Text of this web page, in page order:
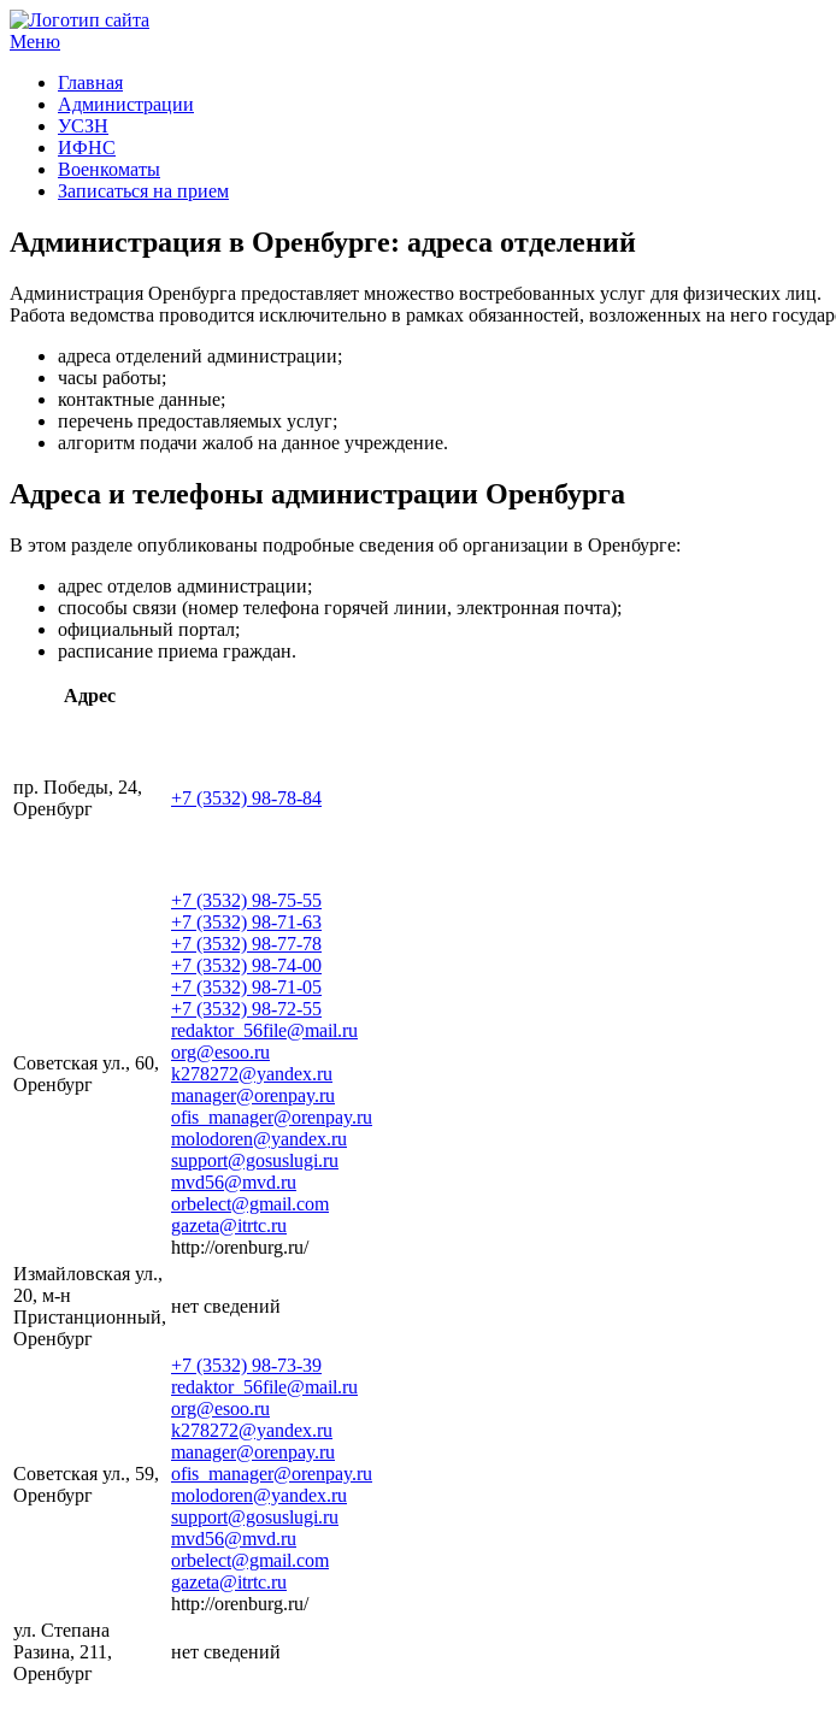
Меню
Главная
Администрации
УСЗН
ИФНС
Военкоматы
Записаться на прием
Администрация в Оренбурге: адреса отделений
Администрация Оренбурга предоставляет множество востребованных услуг для физических лиц.
Работа ведомства проводится исключительно в рамках обязанностей, возложенных на него
адреса отделений администрации;
часы работы;
контактные данные;
перечень предоставляемых услуг;
алгоритм подачи жалоб на данное учреждение.
Адреса и телефоны администрации Оренбурга
В этом разделе опубликованы подробные сведения об организации в Оренбурге:
адрес отделов администрации;
способы связи (номер телефона горячей линии, электронная почта);
официальный портал;
расписание приема граждан.
Адрес
пр. Победы, 24,
Оренбург
+7 (3532) 98-78-84
Советская ул., 60,
Оренбург
+7 (3532) 98-75-55
+7 (3532) 98-71-63
+7 (3532) 98-77-78
+7 (3532) 98-74-00
+7 (3532) 98-71-05
+7 (3532) 98-72-55
redaktor_56file@mail.ru
org@esoo.ru
k278272@yandex.ru
manager@orenpay.ru
ofis_manager@orenpay.ru
molodoren@yandex.ru
support@gosuslugi.ru
mvd56@mvd.ru
orbelect@gmail.com
gazeta@itrtc.ru
http://orenburg.ru/
Измайловская ул.,
20, м-н
Пристанционный,
Оренбург
нет сведений
Советская ул., 59,
Оренбург
+7 (3532) 98-73-39
redaktor_56file@mail.ru
org@esoo.ru
k278272@yandex.ru
manager@orenpay.ru
ofis_manager@orenpay.ru
molodoren@yandex.ru
support@gosuslugi.ru
mvd56@mvd.ru
orbelect@gmail.com
gazeta@itrtc.ru
http://orenburg.ru/
ул. Степана
Разина, 211,
Оренбург
нет сведений